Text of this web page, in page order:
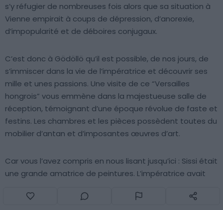
s’y réfugier de nombreuses fois alors que sa situation à
Vienne empirait à coups de dépression, d’anorexie,
d’impopularité et de déboires conjugaux.
C’est donc à Gödöllö qu’il est possible, de nos jours, de
s’immiscer dans la vie de l’impératrice et découvrir ses
mille et unes passions. Une visite de ce “Versailles
hongrois” vous emmène dans la majestueuse salle de
réception, témoignant d’une époque révolue de faste et
festins. Les chambres et les pièces possèdent toutes du
mobilier d’antan et d’imposantes œuvres d’art.
Car vous l’avez compris en nous lisant jusqu’ici : Sissi était
une grande amatrice de peintures. L’impératrice avait
témoigne l’une des expositions du château. Avec un peu